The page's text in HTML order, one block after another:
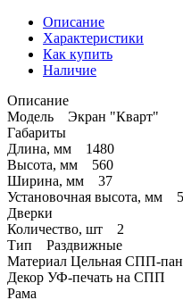
Описание
Характеристики
Как купить
Наличие
Описание
Модель Экран "Кварт"
Габариты
Длина, мм 1480
Высота, мм 560
Ширина, мм 37
Установочная высота, мм
Дверки
Количество, шт 2
Тип Раздвижные
Материал Цельная СПП-
Декор УФ-печать на СПП
Рама